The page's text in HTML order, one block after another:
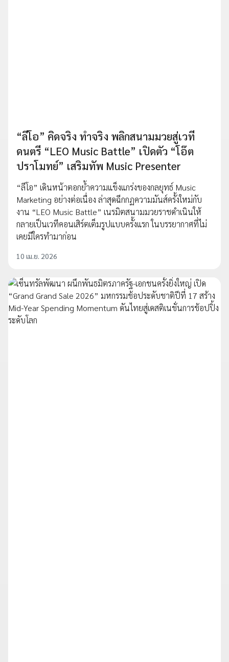
“ลีโอ” คิดจริง ทำจริง พลิกสนามมวยสู่เวที
ดนตรี “LEO Music Battle” เปิดตัว “โอ๊ต
ปราโมทย์” เสริมทัพ Music Presenter
“ลีโอ” เดินหน้าตอกย้ำความแข็งแกร่งของกลยุทธ์ Music
Marketing อย่างต่อเนื่อง ล่าสุดฉีกกฏความมันส์ครั้งใหม่กับ
งาน “LEO Music Battle” เนรมิตสนามมวยราชดำเนินให้
กลายเป็นเวทีคอนเสิร์ตเต็มรูปแบบครั้งแรก ในบรรยากาศที่ไม่
เคยมีใครทำมาก่อน
10 เม.ย. 2026